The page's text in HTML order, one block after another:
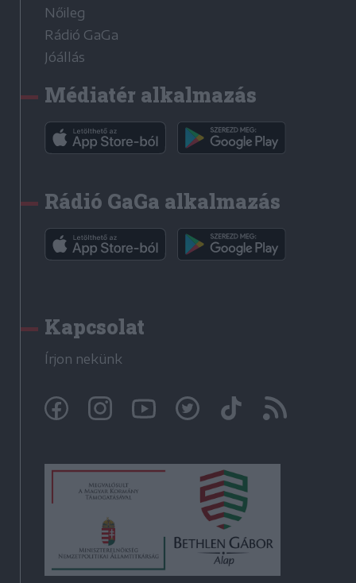
Nőileg
Rádió GaGa
Jóállás
Médiatér alkalmazás
Rádió GaGa alkalmazás
Kapcsolat
Írjon nekünk